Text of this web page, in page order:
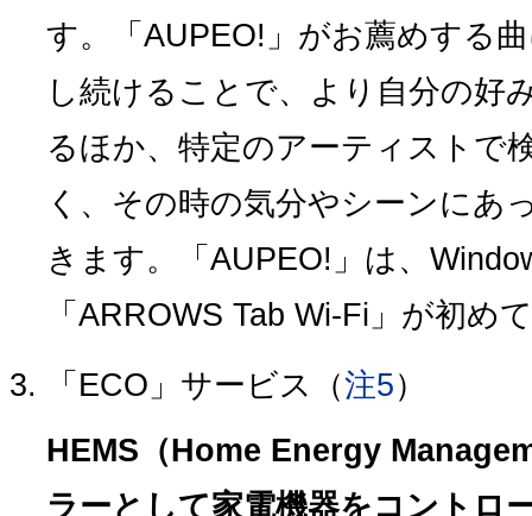
す。「AUPEO!」がお薦めする
し続けることで、より自分の好
るほか、特定のアーティストで
く、その時の気分やシーンにあ
きます。「AUPEO!」は、
「ARROWS Tab Wi-Fi」が初め
「ECO」サービス（注5）
HEMS（Home Energy
ラーとして家電機器をコントロ